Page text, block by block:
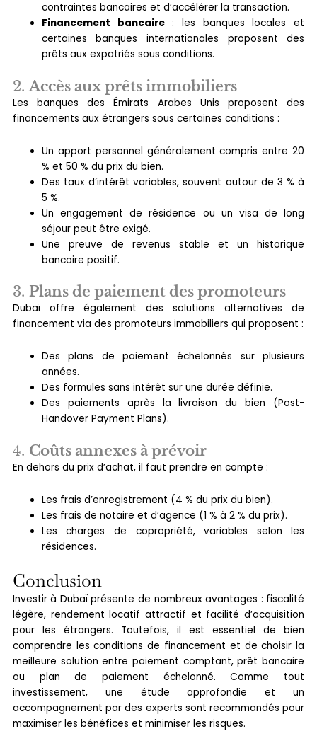
contraintes bancaires et d’accélérer la transaction.
Financement bancaire: les banques locales et
certaines banques internationales proposent des
prêts aux expatriés sous conditions.
2.Accès aux prêts immobiliers
Les banques des Émirats Arabes Unis proposent des
financements aux étrangers sous certaines conditions :
Un apport personnel généralement compris entre 20
% et 50 % du prix du bien.
Des taux d’intérêt variables, souvent autour de 3 % à
5 %.
Un engagement de résidence ou un visa de long
séjour peut être exigé.
Une preuve de revenus stable et un historique
bancaire positif.
3. Plans de paiement des promoteurs
Dubaï offre également des solutions alternatives de
financement via des promoteurs immobiliers qui proposent :
Des plans de paiement échelonnés sur plusieurs
années.
Des formules sans intérêt sur une durée définie.
Des paiements après la livraison du bien (Post-
Handover Payment Plans).
4. Coûts annexes à prévoir
En dehors du prix d’achat, il faut prendre en compte :
Les frais d’enregistrement (4 % du prix du bien).
Les frais de notaire et d’agence (1 % à 2 % du prix).
Les charges de copropriété, variables selon les
résidences.
Conclusion
Investir à Dubaï présente de nombreux avantages : fiscalité
légère, rendement locatif attractif et facilité d’acquisition
pour les étrangers. Toutefois, il est essentiel de bien
comprendre les conditions de financement et de choisir la
meilleure solution entre paiement comptant, prêt bancaire
ou plan de paiement échelonné. Comme tout
investissement, une étude approfondie et un
accompagnement par des experts sont recommandés pour
maximiser les bénéfices et minimiser les risques.